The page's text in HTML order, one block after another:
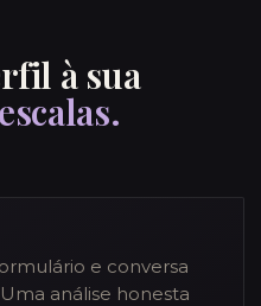
à sua
e conversa
análise honesta